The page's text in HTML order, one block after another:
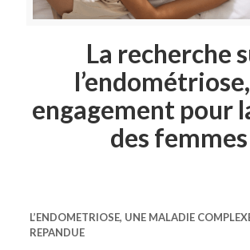
La recherche
engagement pour
des femmes
L’ENDOMETRIOSE, UNE MALADIE
REPANDUE